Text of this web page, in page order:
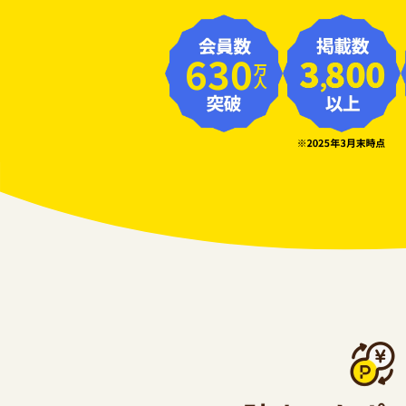
630万人